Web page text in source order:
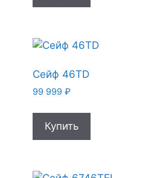
Сейф 46TD
99 999 ₽
Купить